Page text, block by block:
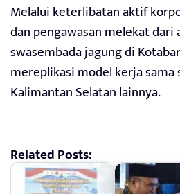
Melalui keterlibatan aktif
dan pengawasan melekat dari
swasembada jagung di
mereplikasi model kerja sama
Kalimantan Selatan lainnya.
Related Posts: